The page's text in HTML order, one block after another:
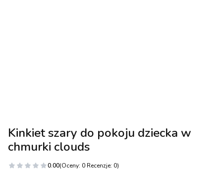
Kinkiet szary do pokoju dziecka w
chmurki clouds
0.00(Oceny: 0 Recenzje: 0)